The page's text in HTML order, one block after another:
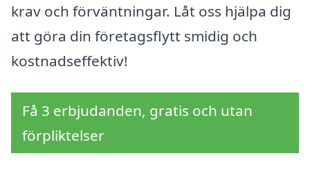
krav och förväntningar. Låt oss hjälpa dig
att göra din företagsflytt smidig och
kostnadseffektiv!
Få 3 erbjudanden, gratis och utan
förpliktelser